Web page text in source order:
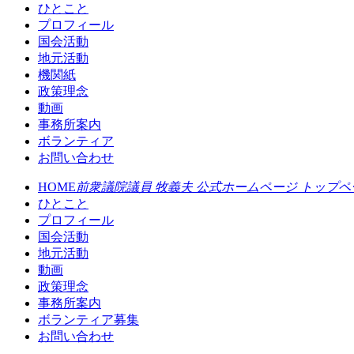
ひとこと
プロフィール
国会活動
地元活動
機関紙
政策理念
動画
事務所案内
ボランティア
お問い合わせ
HOME前衆議院議員 牧義夫 公式ホームページ トップペ
ひとこと
プロフィール
国会活動
地元活動
動画
政策理念
事務所案内
ボランティア募集
お問い合わせ